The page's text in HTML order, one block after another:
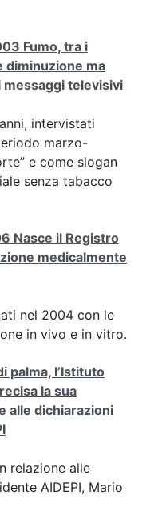
Fumo, tra i
diminuzione ma
messaggi televisivi
intervistati
marzo-
e come slogan
senza tabacco
Nasce il Registro
medicalmente
nel 2004 con le
in vivo e in vitro.
palma, l’Istituto
la sua
alle dichiarazioni
relazione alle
AIDEPI, Mario